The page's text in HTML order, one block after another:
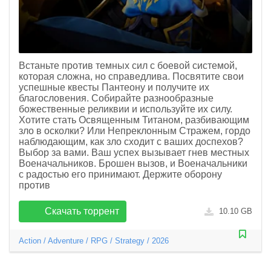
Встаньте против темных сил с боевой системой,
которая сложна, но справедлива. Посвятите свои
успешные квесты Пантеону и получите их
благословения. Собирайте разнообразные
божественные реликвии и используйте их силу.
Хотите стать Освященным Титаном, разбивающим
зло в осколки? Или Непреклонным Стражем, гордо
наблюдающим, как зло сходит с ваших доспехов?
Выбор за вами. Ваш успех вызывает гнев местных
Военачальников. Брошен вызов, и Военачальники
с радостью его принимают. Держите оборону
против
Скачать торрент 10.10 GB
Action / Adventure / RPG / Strategy / 2026